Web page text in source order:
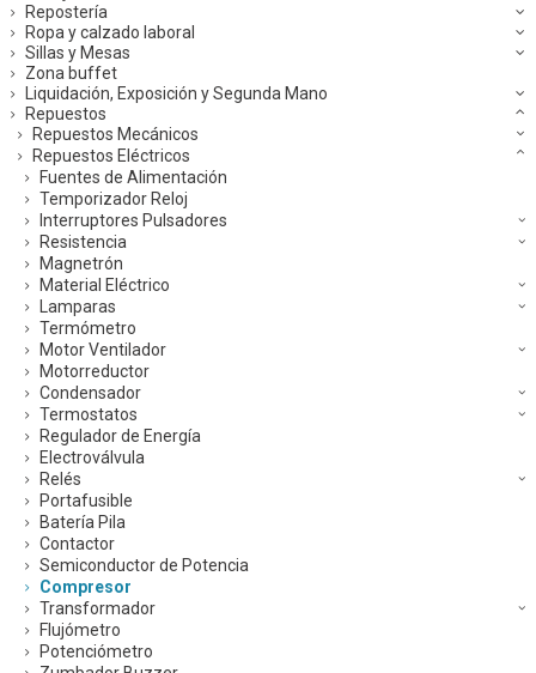
Repostería
Ropa y calzado laboral
Sillas y Mesas
Zona buffet
Liquidación, Exposición y Segunda Mano
Repuestos
Repuestos Mecánicos
Repuestos Eléctricos
Fuentes de Alimentación
Temporizador Reloj
Interruptores Pulsadores
Resistencia
Magnetrón
Material Eléctrico
Lamparas
Termómetro
Motor Ventilador
Motorreductor
Condensador
Termostatos
Regulador de Energía
Electroválvula
Relés
Portafusible
Batería Pila
Contactor
Semiconductor de Potencia
Compresor
Transformador
Flujómetro
Potenciómetro